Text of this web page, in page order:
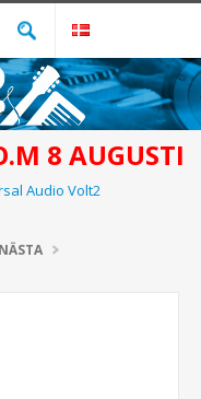
8 AUGUSTI
Audio Volt2
NÄSTA